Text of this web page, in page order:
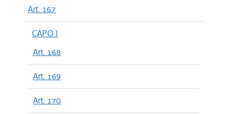
Art. 167
CAPO I
Art. 168
Art. 169
Art. 170